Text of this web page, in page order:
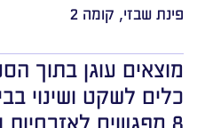
פינת שבזי, קומה 2
מוצאים עוגן בתוך
כלים לשקט ושינוי
8 מפגשים לאזרחיות ואזרחים ותיקים